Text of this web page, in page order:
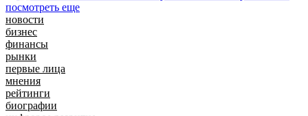
посмотреть еще
новости
бизнес
финансы
рынки
первые лица
мнения
рейтинги
биографии